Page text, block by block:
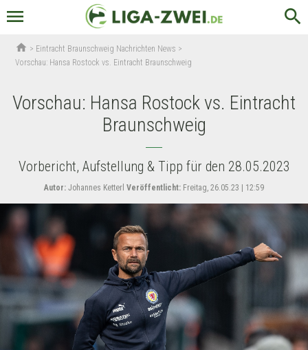
menu search
home > Eintracht Braunschweig Nachrichten News >
Vorschau: Hansa Rostock vs. Eintracht Braunschweig
Vorschau: Hansa Rostock vs. Eintracht
Braunschweig
Vorbericht, Aufstellung & Tipp für den 28.05.2023
Autor: Johannes Ketterl Veröffentlicht: Freitag, 26.05.23 | 12:59